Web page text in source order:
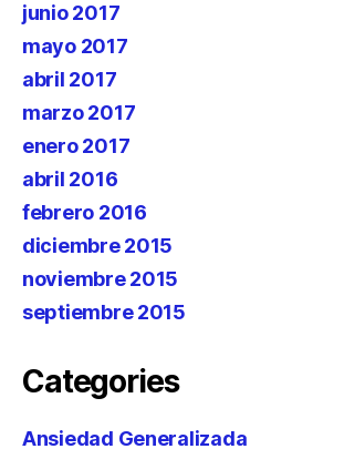
junio 2017
mayo 2017
abril 2017
marzo 2017
enero 2017
abril 2016
febrero 2016
diciembre 2015
noviembre 2015
septiembre 2015
Categories
Ansiedad Generalizada